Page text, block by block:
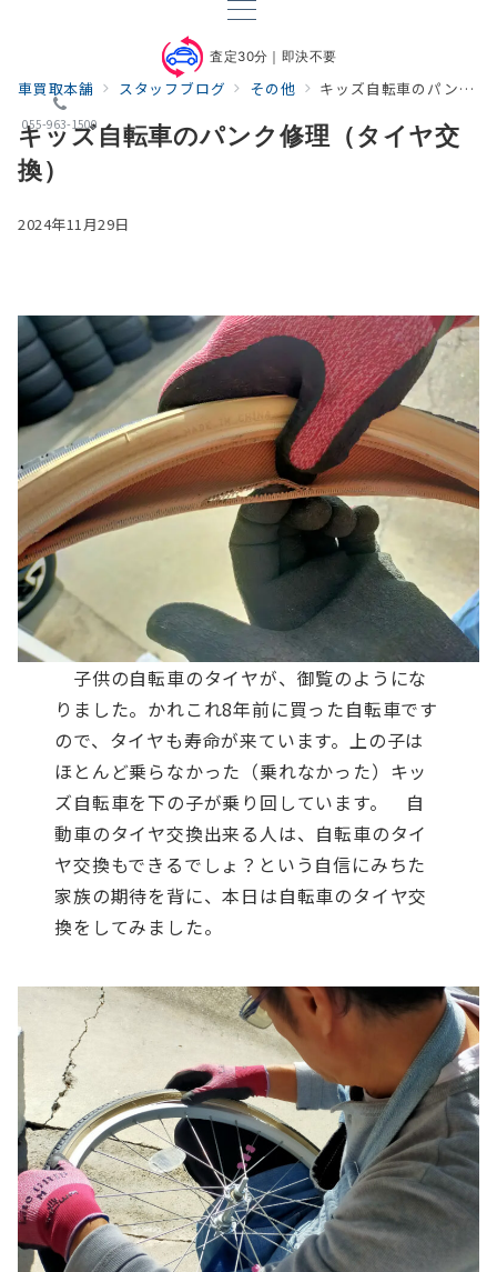
査定30分｜即決不要
055-963-1500
車買取本舗 スタッフブログ その他 キッズ自転車のパンク修理（タイヤ交換）
キッズ自転車のパンク修理（タイヤ交
換）
2024年11月29日
子供の自転車のタイヤが、御覧のようにな
りました。かれこれ8年前に買った自転車です
ので、タイヤも寿命が来ています。上の子は
ほとんど乗らなかった（乗れなかった）キッ
ズ自転車を下の子が乗り回しています。
自
動車のタイヤ交換出来る人は、自転車のタイ
ヤ交換もできるでしょ？という自信にみちた
家族の期待を背に、本日は自転車のタイヤ交
換をしてみました。